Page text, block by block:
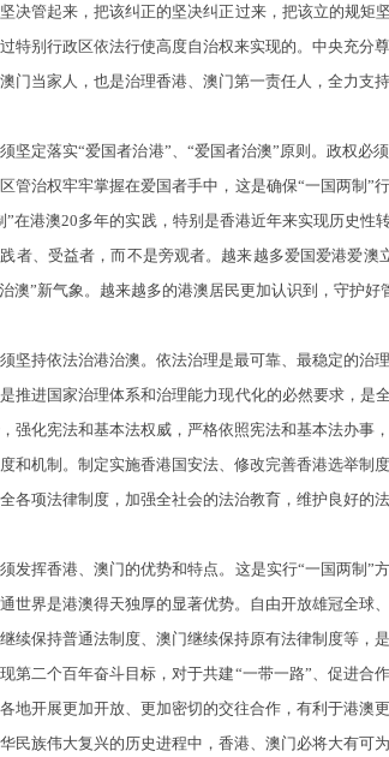
决管起来，把该纠正的坚决纠正过来，把该立的规矩
特别行政区依法行使高度自治权来实现的。中央充
门当家人，也是治理香港、澳门第一责任人，全力支
定落实“爱国者治港”、“爱国者治澳”原则。政权必
管治权牢牢掌握在爱国者手中，这是确保“一国两制
”在港澳20多年的实践，特别是香港近年来实现历史
者、受益者，而不是旁观者。越来越多爱国爱港爱
澳”新气象。越来越多的港澳居民更加认识到，守护好
持依法治港治澳。依法治理是最可靠、最稳定的治
推进国家治理体系和治理能力现代化的必然要求，
强化宪法和基本法权威，严格依照宪法和基本法办
和机制。制定实施香港国安法、修改完善香港选举
各项法律制度，加强全社会的法治教育，维护良好的
挥香港、澳门的优势和特点。这是实行“一国两制”
世界是港澳得天独厚的显著优势。自由开放雄冠全球
续保持普通法制度、澳门继续保持原有法律制度等
第二个百年奋斗目标，对于共建“一带一路”、促进
地开展更加开放、更加密切的交往合作，有利于港
民族伟大复兴的历史进程中，香港、澳门必将大有可